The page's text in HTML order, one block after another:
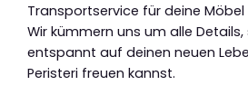
Transportservice für deine Möbel
Wir kümmern uns um alle
entspannt auf deinen neuen
Peristeri freuen kannst.